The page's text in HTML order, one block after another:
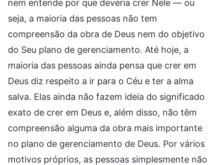
nem entende por que deveria crer Nele — ou
seja, a maioria das pessoas não tem
compreensão da obra de Deus nem do objetivo
do Seu plano de gerenciamento. Até hoje, a
maioria das pessoas ainda pensa que crer em
Deus diz respeito a ir para o Céu e ter a alma
salva. Elas ainda não fazem ideia do significado
exato de crer em Deus e, além disso, não têm
compreensão alguma da obra mais importante
no plano de gerenciamento de Deus. Por vários
motivos próprios, as pessoas simplesmente não